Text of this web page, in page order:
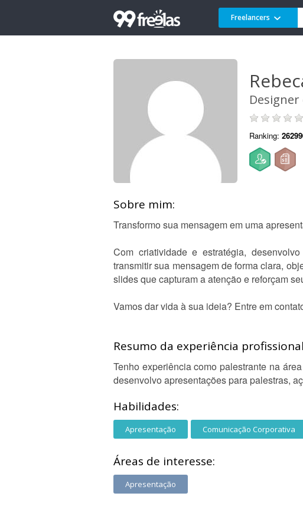
Freelancers
Ranking:
Sobre mim:
Transformo sua mensagem em uma
Com criatividade e estratégia,
transmitir sua mensagem de forma clara,
slides que capturam a atenção e reforçam
Vamos dar vida à sua ideia? Entre em
Resumo da experiência
Tenho experiência como palestrante na
desenvolvo apresentações para palestras,
Habilidades:
Apresentação Comunicação Corporativa
Áreas de interesse:
Apresentação